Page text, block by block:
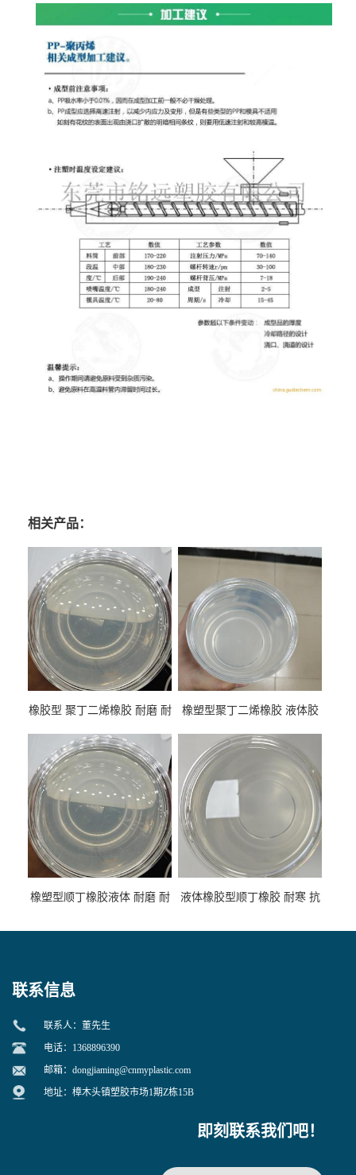
相关产品：
橡胶型 聚丁二烯橡胶 耐磨 耐
性
橡塑型聚丁二烯橡胶 液体胶
专用
橡塑型顺丁橡胶液体 耐磨 耐
液体橡胶型顺丁橡胶 耐寒 抗
联系信息
联系人：董先生
电话：1368896390
邮箱： dongjiaming@cnmyplastic.com
地址：樟木头镇塑胶市场1期Z栋15B
即刻联系我们吧！